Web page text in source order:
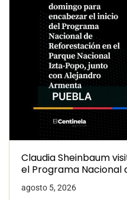
Claudia Sheinbaum
el Programa Nacional
agosto 5, 2026